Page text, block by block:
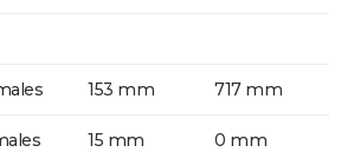
153 mm 717 mm
15 mm 0 mm